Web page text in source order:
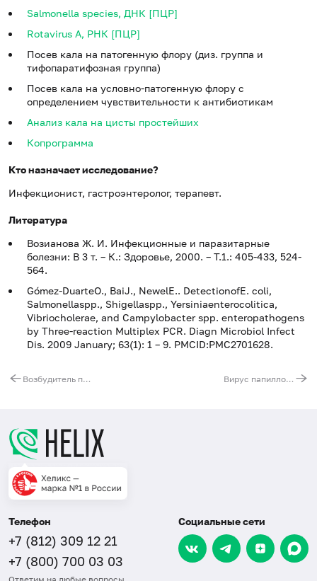
Salmonella species, ДНК [ПЦР]
Rotavirus A, РНК [ПЦР]
Посев кала на патогенную флору (диз. группа и
тифопаратифозная группа)
Посев кала на условно-патогенную флору с
определением чувствительности к антибиотикам
Анализ кала на цисты простейших
Копрограмма
Кто назначает исследование?
Инфекционист, гастроэнтеролог, терапевт.
Литература
Возианова Ж. И. Инфекционные и паразитарные
болезни: В 3 т. – К.: Здоровье, 2000. – Т.1.: 405-433, 524-
564.
Gómez-DuarteO., BaiJ., NewelE.. DetectionofE. coli,
Salmonellaspp., Shigellaspp., Yersiniaenterocolitica,
Vibriocholerae, and Campylobacter spp. enteropathogens
by Three-reaction Multiplex PCR. Diagn Microbiol Infect
Dis. 2009 January; 63(1): 1 – 9. PMCID:PMC2701628.
Возбудитель псевдотуберкулеза (Yersinia pseudotuberculosis), ДНК [реал-тайм ПЦР] Вирус папилломы человека (Human Papillomavirus) высокого канцерогенного риска (16, 18, 31, 33, 35, 39, 45, 51, 52, 56, 58, 59), ДНК генотипирование [реал-тайм ПЦР]
Телефон
+7 (812) 309 12 21
+7 (800) 700 03 03
Социальные сети